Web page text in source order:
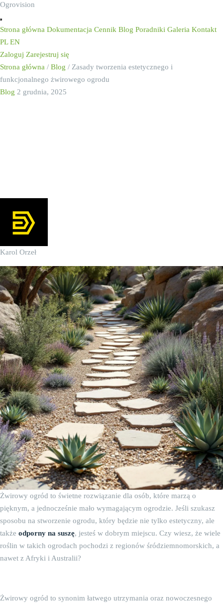
Ogrovision
Strona główna Dokumentacja Cennik Blog Poradniki Galeria Kontakt
PL EN
Zaloguj Zarejestruj się
Strona główna / Blog / Zasady tworzenia estetycznego i
funkcjonalnego żwirowego ogrodu
Blog 2 grudnia, 2025
Karol Orzeł
Żwirowy ogród to świetne rozwiązanie dla osób, które marzą o
pięknym, a jednocześnie mało wymagającym ogrodzie. Jeśli szukasz
sposobu na stworzenie ogrodu, który będzie nie tylko estetyczny, ale
także odporny na suszę, jesteś w dobrym miejscu. Czy wiesz, że wiele
roślin w takich ogrodach pochodzi z regionów śródziemnomorskich, a
nawet z Afryki i Australii?
Żwirowy ogród to synonim łatwego utrzymania oraz nowoczesnego